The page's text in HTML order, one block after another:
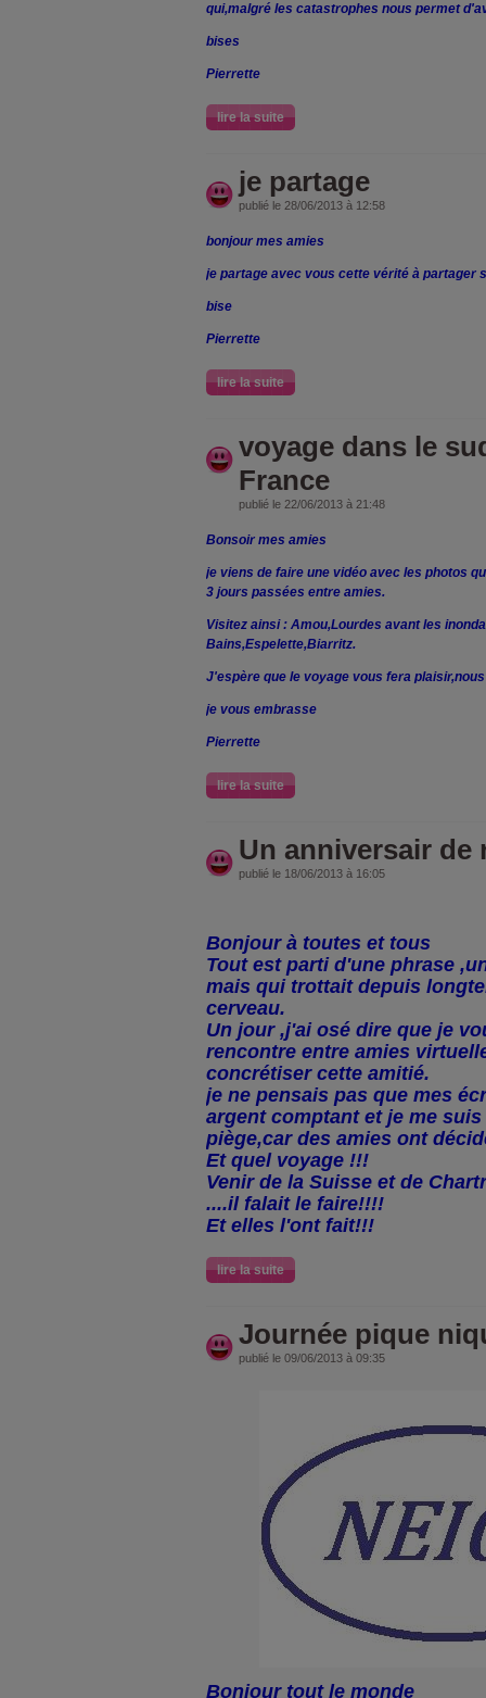
qui,malgré les catastrophes nous permet
bises
Pierrette
lire la suite
je partage
publié le 28/06/2013 à 12:58
bonjour mes amies
je partage avec vous cette vérité à partager
bise
Pierrette
lire la suite
voyage dans le
France
publié le 22/06/2013 à 21:48
Bonsoir mes amies
je viens de faire une vidéo avec les photos
3 jours passées entre amies.
Visitez ainsi : Amou,Lourdes avant les
Bains,Espelette,Biarritz.
J'espère que le voyage vous fera
je vous embrasse
Pierrette
lire la suite
Un anniversair de
publié le 18/06/2013 à 16:05
Bonjour à toutes et tous
Tout est parti d'une phrase
mais qui trottait depuis
cerveau.
Un jour ,j'ai osé dire que je
rencontre entre amies
concrétiser cette amitié.
je ne pensais pas que mes
argent comptant et je me
piège,car des amies ont
Et quel voyage !!!
Venir de la Suisse et de
....il falait le faire!!!!
Et elles l'ont fait!!!
lire la suite
Journée pique
publié le 09/06/2013 à 09:35
Bonjour tout le monde